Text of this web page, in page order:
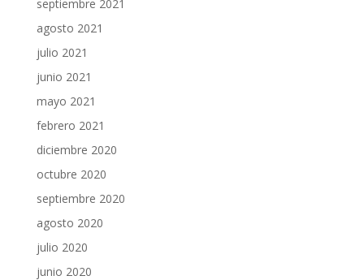
septiembre 2021
agosto 2021
julio 2021
junio 2021
mayo 2021
febrero 2021
diciembre 2020
octubre 2020
septiembre 2020
agosto 2020
julio 2020
junio 2020